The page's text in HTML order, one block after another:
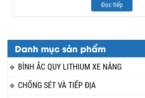
Danh mục sản phẩm
BÌNH ẮC QUY LITHIUM XE NÂNG
CHỐNG SÉT VÀ TIẾP ĐỊA
Đọc tiếp